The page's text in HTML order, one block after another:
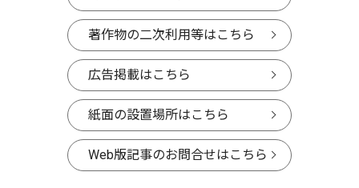
著作物の二次利用等はこちら
広告掲載はこちら
紙面の設置場所はこちら
Web版記事のお問合せはこちら